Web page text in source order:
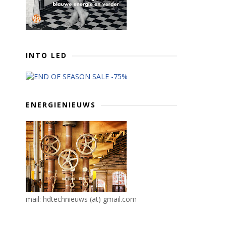
INTO LED
ENERGIENIEUWS
mail: hdtechnieuws (at) gmail.com